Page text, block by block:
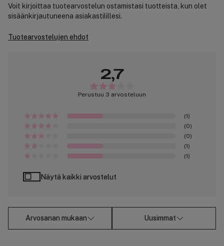
Voit kirjoittaa tuotearvostelun ostamistasi tuotteista, kun olet
sisäänkirjautuneena asiakastilillesi.
Tuotearvostelujen ehdot
2,7
Perustuu 3 arvosteluun
(1)
(0)
(0)
(1)
(1)
Näytä kaikki arvostelut
Arvosanan mukaan Uusimmat